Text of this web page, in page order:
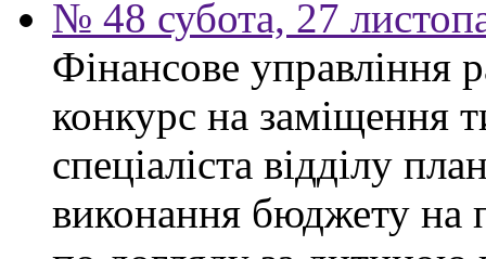
№ 48 субота, 27
Фінансове управління
конкурс на заміщення
спеціаліста відділу
виконання бюджету на